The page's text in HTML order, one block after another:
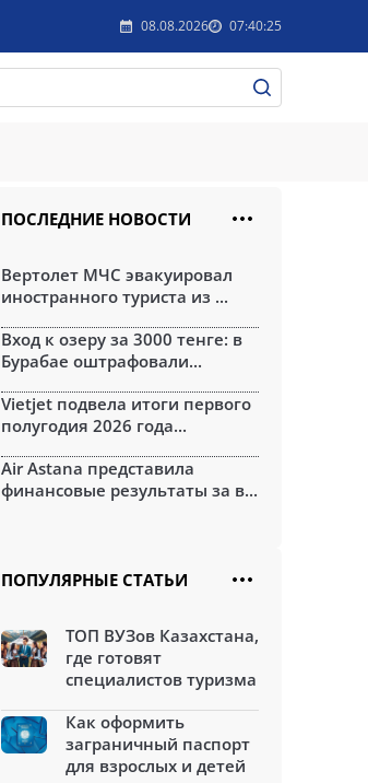
08.08.2026 07:40:25
ПОСЛЕДНИЕ НОВОСТИ
Вертолет МЧС эвакуировал
иностранного туриста из ...
Вход к озеру за 3000 тенге: в
Бурабае оштрафовали...
Vietjet подвела итоги первого
полугодия 2026 года...
Air Astana представила
финансовые результаты за в...
ПОПУЛЯРНЫЕ СТАТЬИ
ТОП ВУЗов Казахстана,
где готовят
специалистов туризма
Как оформить
заграничный паспорт
для взрослых и детей